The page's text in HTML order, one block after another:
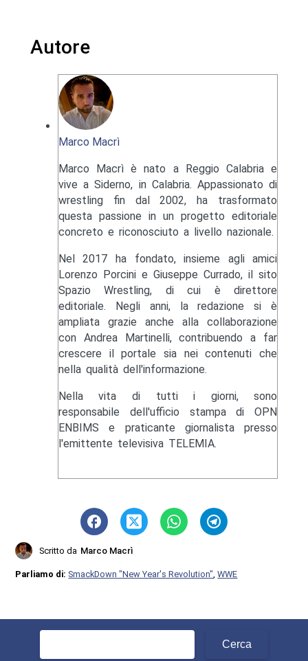
Autore
Marco Macrì
Marco Macrì è nato a Reggio Calabria e
vive a Siderno, in Calabria. Appassionato di
wrestling fin dal 2002, ha trasformato
questa passione in un progetto editoriale
concreto e riconosciuto a livello nazionale.
Nel 2017 ha fondato, insieme agli amici
Lorenzo Porcini e Giuseppe Currado, il sito
Spazio Wrestling, di cui è direttore
editoriale. Negli anni, la redazione si è
ampliata grazie anche alla collaborazione
con Andrea Martinelli, contribuendo a far
crescere il portale sia nei contenuti che
nella qualità dell'informazione.
Nella vita di tutti i giorni, sono
responsabile dell'ufficio stampa di OPN
ENBIMS e praticante giornalista presso
l'emittente televisiva TELEMIA.
Scritto da Marco Macrì
Parliamo di:SmackDown "New Year's Revolution" ,WWE